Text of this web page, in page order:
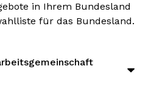
in Ihrem Bundesland
für das Bundesland.